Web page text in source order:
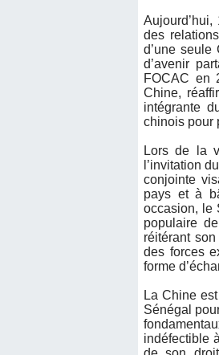
des
d’une seule
d’avenir
FOCAC en
Chine,
intégrante
chinois pour
Lors de la
l’invitation
conjointe
pays et à
occasion, le
populaire
réitérant
des forces
forme
La Chine
Sénégal
indéfectible